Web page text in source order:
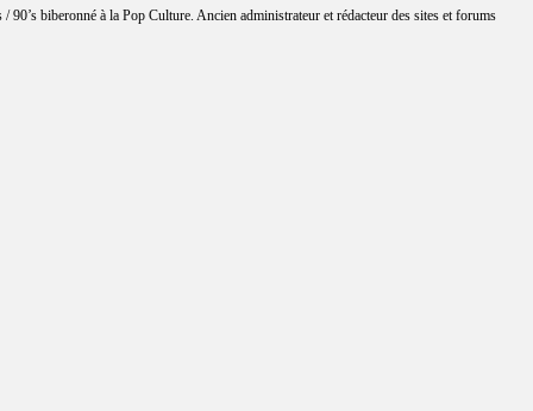
biberonné à la Pop Culture. Ancien administrateur et rédacteur des sites et forums